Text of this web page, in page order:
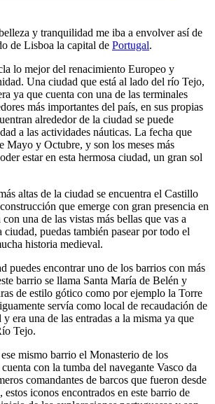
y tranquilidad me iba a envolver así de
de Lisboa la capital de Portugal.
lo mejor del renacimiento Europeo y
Una ciudad que está al lado del río Tejo,
ya que cuenta con una de las terminales
más importantes del país, en sus propias
alrededor de la ciudad se puede
a las actividades náuticas. La fecha que
Mayo y Octubre, y son los meses más
estar en esta hermosa ciudad, un gran sol
altas de la ciudad se encuentra el Castillo
que emerge con gran presencia en
una de las vistas más bellas que vas a
ciudad, puedas también pasear por todo el
historia medieval.
puedes encontrar uno de los barrios con más
barrio se llama Santa María de Belén y
de estilo gótico como por ejemplo la Torre
servía como local de recaudación de
era una de las entradas a la misma ya que
Tejo.
mismo barrio el Monasterio de los
con la tumba del navegante Vasco da
comandantes de barcos que fueron desde
iconos encontrados en este barrio de